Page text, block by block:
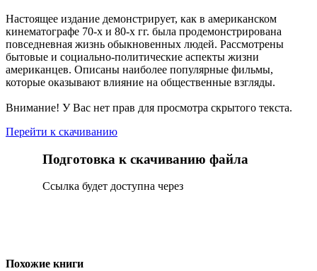
Настоящее издание демонстрирует, как в американском
кинематографе 70-х и 80-х гг. была продемонстрирована
повседневная жизнь обыкновенных людей. Рассмотрены
бытовые и социально-политические аспекты жизни
американцев. Описаны наиболее популярные фильмы,
которые оказывают влияние на общественные взгляды.
Внимание! У Вас нет прав для просмотра скрытого текста.
Перейти к скачиванию
Подготовка к скачиванию файла
Сcылка будет доступна через
Похожие книги